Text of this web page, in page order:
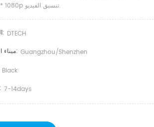
1920 * 1080p تنسيق الفيديو.
الماركة: DTECH
ميناء الشحن: Guangzhou/shenzhen
Black
7-14days